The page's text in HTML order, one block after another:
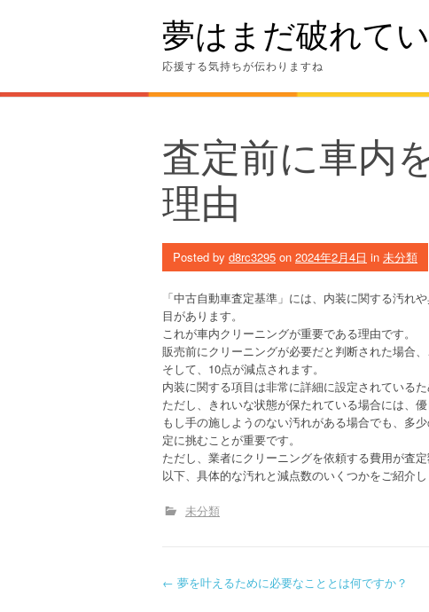
夢はまだ破れて
応援する気持ちが伝わりますね
査定前に車内
理由
Posted by d8rc3295 on 2024年2月4日 in 未分類
「中古自動車査定基準」には、内装に関する汚れ
目があります。
これが車内クリーニングが重要である理由です。
販売前にクリーニングが必要だと判断された場合
そして、10点が減点されます。
内装に関する項目は非常に詳細に設定されている
ただし、きれいな状態が保たれている場合には、
もし手の施しようのない汚れがある場合でも、多
定に挑むことが重要です。
ただし、業者にクリーニングを依頼する費用が査
以下、具体的な汚れと減点数のいくつかをご紹介し
未分類
P
← 夢を叶えるために必要なこととは何ですか？